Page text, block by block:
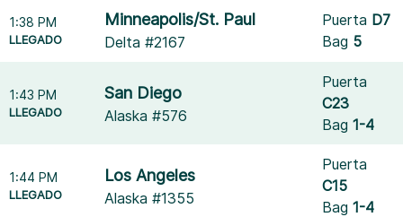
1:38 PM
LLEGADO
Minneapolis/St. Paul
Delta #2167
Puerta D7
Bag 5
1:43 PM
LLEGADO
San Diego
Alaska #576
Puerta
C23
Bag1-4
1:44 PM
LLEGADO
Los Angeles
Alaska #1355
Puerta
C15
Bag1-4